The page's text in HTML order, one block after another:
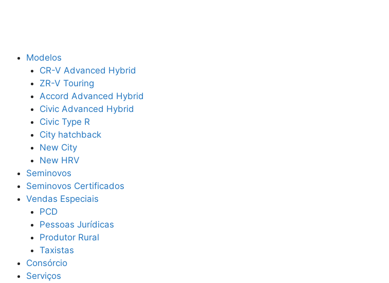
Modelos
CR-V Advanced Hybrid
ZR-V Touring
Accord Advanced Hybrid
Civic Advanced Hybrid
Civic Type R
City hatchback
New City
New HRV
Seminovos
Seminovos Certificados
Vendas Especiais
PCD
Pessoas Jurídicas
Produtor Rural
Taxistas
Consórcio
Serviços